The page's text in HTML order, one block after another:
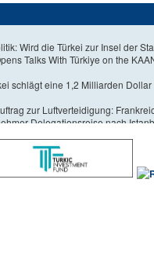
Wird die Türkei zur Insel der
Talks With Türkiye on the
schlägt eine 1,2 Milliarden
zur Luftverteidigung:
Delegationsreise nach